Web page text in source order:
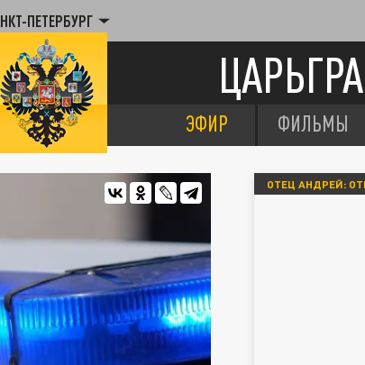
ПЕТЕРБУРГ
ЭФИР ФИЛЬМЫ
ОТЕЦ АНДРЕЙ: